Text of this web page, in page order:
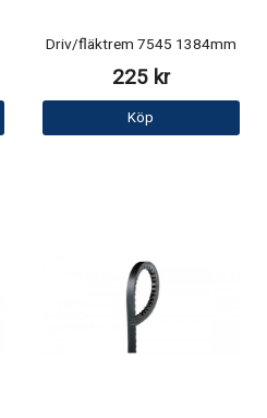
Driv/fläktrem 7545 1384mm
225 kr
Köp